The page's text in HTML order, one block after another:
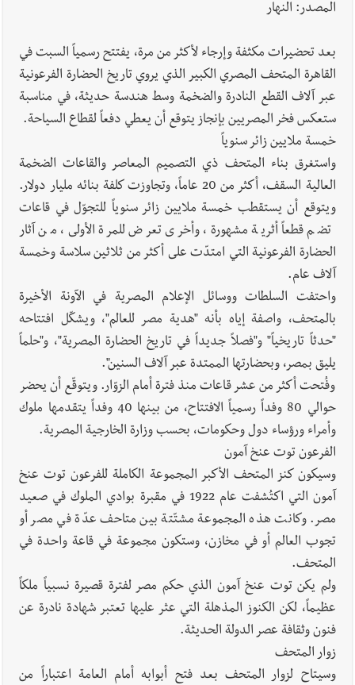
شُيّعوا في ‫غزة‬ بعد أن بقوا تحت الأنقاض منذ عام 2023: أيُعقل أن
يبقى الشعب الفلسطيني يعيش كل هذا الألم؟ وإلى متى تستمر هذه
المعاناة التي تمزق القلوب والضمائر؟
أخبار صيدا بلدية صيدا تهنئ نادي الأهلي صيدا بإحرازه بطولة لبنان
بكرة الطاولة للرجال للعام الرابع على التوالي
المصدر: النهار
بعد تحضيرات مكثفة وإرجاء لأكثر من مرة، يفتتح رسمياً السبت في
القاهرة المتحف المصري الكبير الذي يروي تاريخ الحضارة الفرعونية
عبر آلاف القطع النادرة والضخمة وسط هندسة حديثة، في مناسبة
ستعكس فخر المصريين بإنجاز يتوقع أن يعطي دفعاً لقطاع السياحة.
خمسة ملايين زائر سنوياً
واستغرق بناء المتحف ذي التصميم المعاصر والقاعات الضخمة
العالية السقف، أكثر من 20 عاماً، وتجاوزت كلفة بنائه مليار دولار.
ويتوقع أن يستقطب خمسة ملايين زائر سنوياً للتجوّل في قاعات
تضم قطعاً أثرية مشهورة، وأخرى تعرض للمرة الأولى، من آثار
الحضارة الفرعونية التي امتدّت على أكثر من ثلاثين سلاسة وخمسة
آلاف عام.
واحتفت السلطات ووسائل الإعلام المصرية في الآونة الأخيرة
بالمتحف، واصفة إياه بأنه "هدية مصر للعالم"، ويشكّل افتتاحه
"حدثاً تاريخياً" و"فصلاً جديداً في تاريخ الحضارة المصرية"، و"حلماً
يليق بمصر، وبحضارتها الممتدة عبر آلاف السنين".
وفُتحت أكثر من عشر قاعات منذ فترة أمام الزوّار. ويتوقّع أن يحضر
حوالي 80 وفداً رسمياً الافتتاح، من بينها 40 وفداً يتقدمها ملوك
وأمراء ورؤساء دول وحكومات، بحسب وزارة الخارجية المصرية.
الفرعون توت عنخ آمون
وسيكون كنز المتحف الأكبر المجموعة الكاملة للفرعون توت عنخ
آمون التي اكتُشفت عام 1922 في مقبرة بوادي الملوك في صعيد
مصر. وكانت هذه المجموعة مشتّتة بين متاحف عدّة في مصر أو
تجوب العالم أو في مخازن، وستكون مجموعة في قاعة واحدة في
المتحف.
ولم يكن توت عنخ آمون الذي حكم مصر لفترة قصيرة نسبياً ملكاً
عظيماً، لكن الكنوز المذهلة التي عثر عليها تعتبر شهادة نادرة عن
فنون وثقافة عصر الدولة الحديثة.
زوار المتحف
وسيتاح لزوار المتحف بعد فتح أبوابه أمام العامة اعتباراً من